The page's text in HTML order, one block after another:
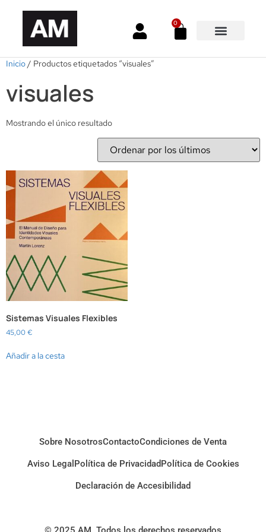
0
Inicio/ Productos etiquetados “visuales”
visuales
Mostrando el único resultado
Sistemas Visuales Flexibles
45,00€
Añadir a la cesta
Sobre NosotrosContactoCondiciones de Venta
Aviso Legal Política de PrivacidadPolítica de Cookies
Declaración de Accesibilidad